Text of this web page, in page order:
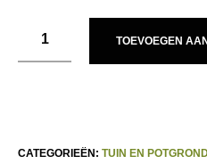
TOEVOEGEN
CATEGORIEËN: TUIN EN